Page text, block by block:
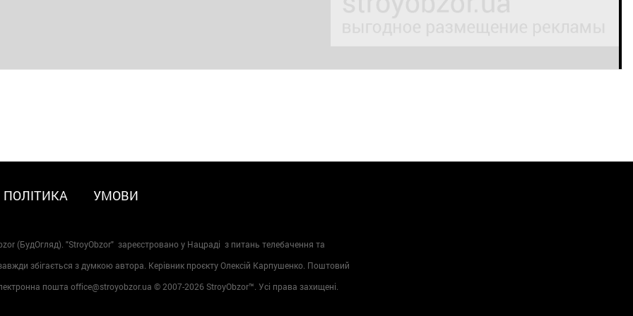
ПОЛІТИКА УМОВИ
(БудОгляд). "StroyObzor" зареєстровано у Нацраді з питань телебачення та
збігається з думкою автора. Керівник проєкту Олексій Карпушенко. Поштовий
пошта office@stroyobzor.ua © 2007-2026 StroyObzor™. Усі права захищені.